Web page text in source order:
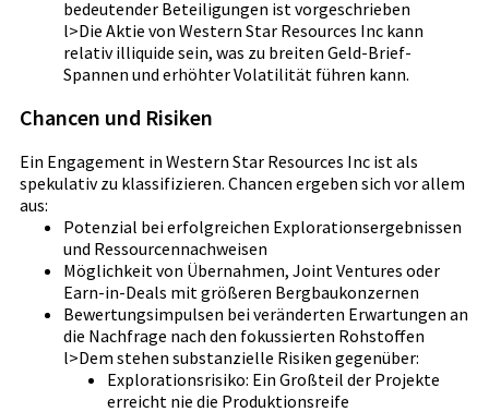
bedeutender Beteiligungen ist vorgeschrieben
l>Die Aktie von Western Star Resources Inc kann
relativ illiquide sein, was zu breiten Geld-Brief-
Spannen und erhöhter Volatilität führen kann.
Chancen und Risiken
Ein Engagement in Western Star Resources Inc ist als
spekulativ zu klassifizieren. Chancen ergeben sich vor allem
aus:
Potenzial bei erfolgreichen Explorationsergebnissen
und Ressourcennachweisen
Möglichkeit von Übernahmen, Joint Ventures oder
Earn-in-Deals mit größeren Bergbaukonzernen
Bewertungsimpulsen bei veränderten Erwartungen an
die Nachfrage nach den fokussierten Rohstoffen
l>Dem stehen substanzielle Risiken gegenüber:
Explorationsrisiko: Ein Großteil der Projekte
erreicht nie die Produktionsreife